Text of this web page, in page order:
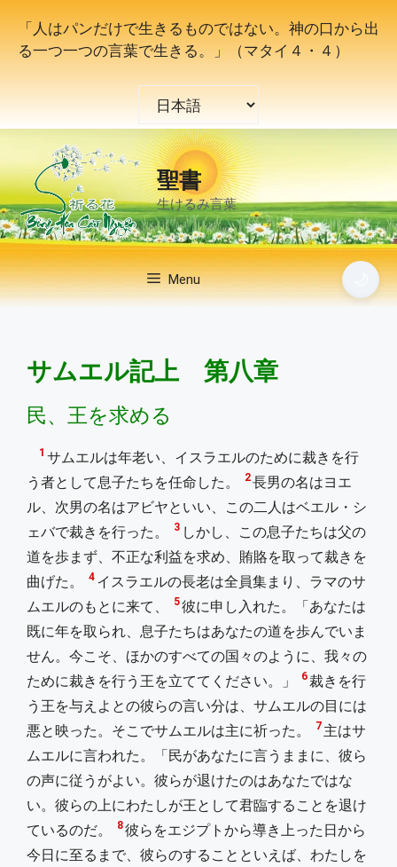
キ
ッ
プ
「人はパンだけで生きるものではない。神の口から出
る一つ一つの言葉で生きる。」（マタイ４・４）
を
選
択 聖書
生けるみ言葉
Menu
サムエル記上 第八章
民、王を求める
1 サムエルは年老い、イスラエルのために裁きを行
う者として息子たちを任命した。
2長男の名はヨエ
ル、次男の名はアビヤといい、この二人はベエル・シ
ェバで裁きを行った。
3 しかし、この息子たちは父の
道を歩まず、不正な利益を求め、賄賂を取って裁きを
曲げた。
4 イスラエルの長老は全員集まり、ラマのサ
ムエルのもとに来て、
5彼に申し入れた。「あなたは
既に年を取られ、息子たちはあなたの道を歩んでいま
せん。今こそ、ほかのすべての国々のように、我々の
ために裁きを行う王を立ててください。」
6裁きを行
う王を与えよとの彼らの言い分は、サムエルの目には
悪と映った。そこでサムエルは主に祈った。
7 主はサ
ムエルに言われた。「民があなたに言うままに、彼ら
の声に従うがよい。彼らが退けたのはあなたではな
い。彼らの上にわたしが王として君臨することを退け
ているのだ。
8彼らをエジプトから導き上った日から
今日に至るまで、彼らのすることといえば、わたしを